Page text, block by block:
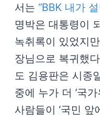
서는 “BBK 내가
명박은 대통령이
녹취록이 있었지
장님으로 복귀했
도 김용판은 시종
중에 누가 더 ‘국
사람들이 ‘국민 앞